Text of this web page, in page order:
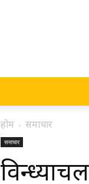
होम समाचार
समाचार